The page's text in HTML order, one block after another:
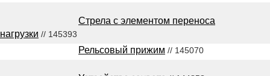
Стрела с элементом переноса
нагрузки // 145393
Рельсовый прижим // 145070